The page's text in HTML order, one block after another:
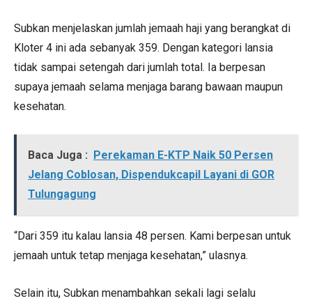
Subkan menjelaskan jumlah jemaah haji yang berangkat di
Kloter 4 ini ada sebanyak 359. Dengan kategori lansia
tidak sampai setengah dari jumlah total. Ia berpesan
supaya jemaah selama menjaga barang bawaan maupun
kesehatan.
Baca Juga :
Perekaman E-KTP Naik 50 Persen
Jelang Coblosan, Dispendukcapil Layani di GOR
Tulungagung
“Dari 359 itu kalau lansia 48 persen. Kami berpesan untuk
jemaah untuk tetap menjaga kesehatan,” ulasnya.
Selain itu, Subkan menambahkan sekali lagi selalu